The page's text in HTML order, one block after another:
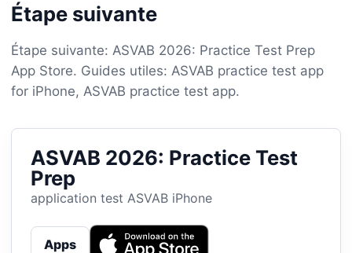
Étape suivante
Étape suivante: ASVAB 2026: Practice Test Prep
App Store. Guides utiles: ASVAB practice test app
for iPhone, ASVAB practice test app.
ASVAB 2026: Practice Test
Prep
application test ASVAB iPhone
Apps